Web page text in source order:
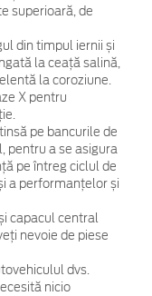
superioară, de
din timpul iernii și
la ceață salină,
la coroziune.
X pentru
pe bancurile de
pentru a se asigura
pe întreg ciclul de
a performanțelor și
capacul central
nevoie de piese
dvs.
nicio